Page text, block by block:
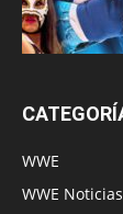
WWE
WWE Noticias